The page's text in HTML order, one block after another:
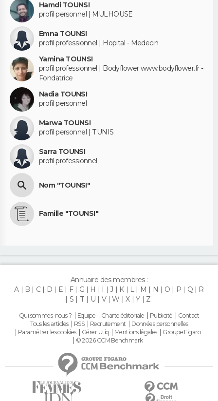
Hamdi TOUNSI
profil personnel | MULHOUSE
Emna TOUNSI
profil professionnel | Hopital - Medecin
Yamina TOUNSI
profil professionnel | Bodyflower www.bodyflower.fr -
Fondatrice
Nadia TOUNSI
profil personnel
Marwa TOUNSI
profil personnel | TUNIS
Sarra TOUNSI
profil professionnel
Nom "TOUNSI"
Famille "TOUNSI"
Annuaire des membres :
A
B C D E F G H I J K L M N O P Q
R
S
T U V W X Y Z
Qui sommes-nous ? Equipe Charte éditoriale Publicité
Contact
Tous les articles
RSS Recrutement
Données personnelles
Paramétrer les cookies
Gérer Utiq Mentions légales
Groupe Figaro
© 2026 CCM Benchmark